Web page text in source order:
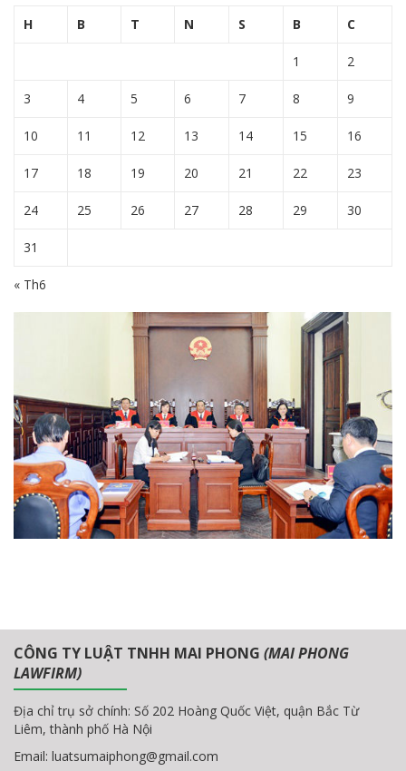
H B T N S B C
1 2
3 4 5 6 7 8 9
10 11 12 13 14 15 16
17 18 19 20 21 22 23
24 25 26 27 28 29 30
31
« Th6
CÔNG TY LUẬT TNHH MAI PHONG (MAI PHONG
LAWFIRM)
Địa chỉ trụ sở chính: Số 202 Hoàng Quốc Việt, quận Bắc Từ
Liêm, thành phố Hà Nội
Email: luatsumaiphong@gmail.com